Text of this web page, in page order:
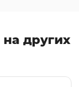
на других